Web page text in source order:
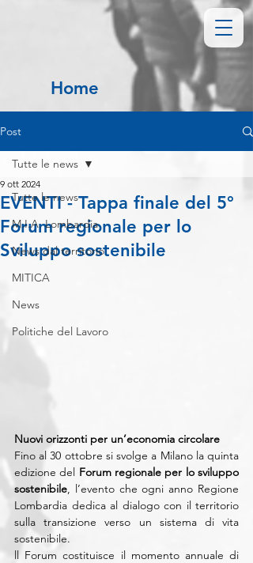
Home
Post
Tutte le news
M.I.A. Lombardia
News dal territorio
MITICA
News
Politiche del Lavoro
Tutte le news
EVENTI - Tappa finale del 5°
Forum regionale per lo
Sviluppo sostenibile
9 ott 2024
Nuovi orizzonti per un’economia circolare
Fino al 30 ottobre si svolge a Milano la quinta
edizione del Forum regionale per lo sviluppo
sostenibile, l’evento che ogni anno Regione
Lombardia dedica al dialogo con il territorio
sulla transizione verso un sistema di vita
sostenibile.
ll Forum costituisce il momento annuale di